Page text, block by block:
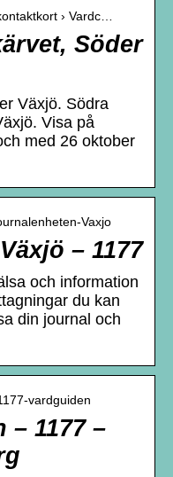
› Vardc…
Söder
Växjö. Södra
Visa på
med 26 oktober
Vaxjo
– 1177
och information
du kan
din journal och
vardguiden
– 1177 –